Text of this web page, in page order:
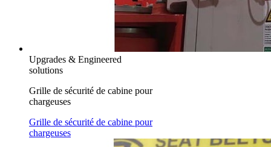
Upgrades & Engineered
solutions
Grille de sécurité de cabine pour
chargeuses
Grille de sécurité de cabine pour
chargeuses